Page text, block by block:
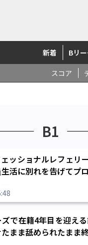
新着 Bリ
スコア
B1
ッショナルレフェリ
活に別れを告げてプ
で在籍4年目を迎え
まま舐められたまま